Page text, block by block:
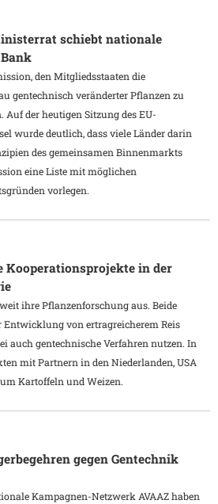
schiebt nationale
den Mitgliedsstaaten die
gentechnisch veränderter Pflanzen zu
der heutigen Sitzung des EU-
wurde deutlich, dass viele Länder darin
des gemeinsamen Binnenmarkts
eine Liste mit möglichen
vorlegen.
Kooperationsprojekte in der
ihre Pflanzenforschung aus. Beide
von ertragreicherem Reis
auch gentechnische Verfahren nutzen. In
mit Partnern in den Niederlanden, USA
Kartoffeln und Weizen.
gegen Gentechnik
Kampagnen-Netzwerk AVAAZ haben